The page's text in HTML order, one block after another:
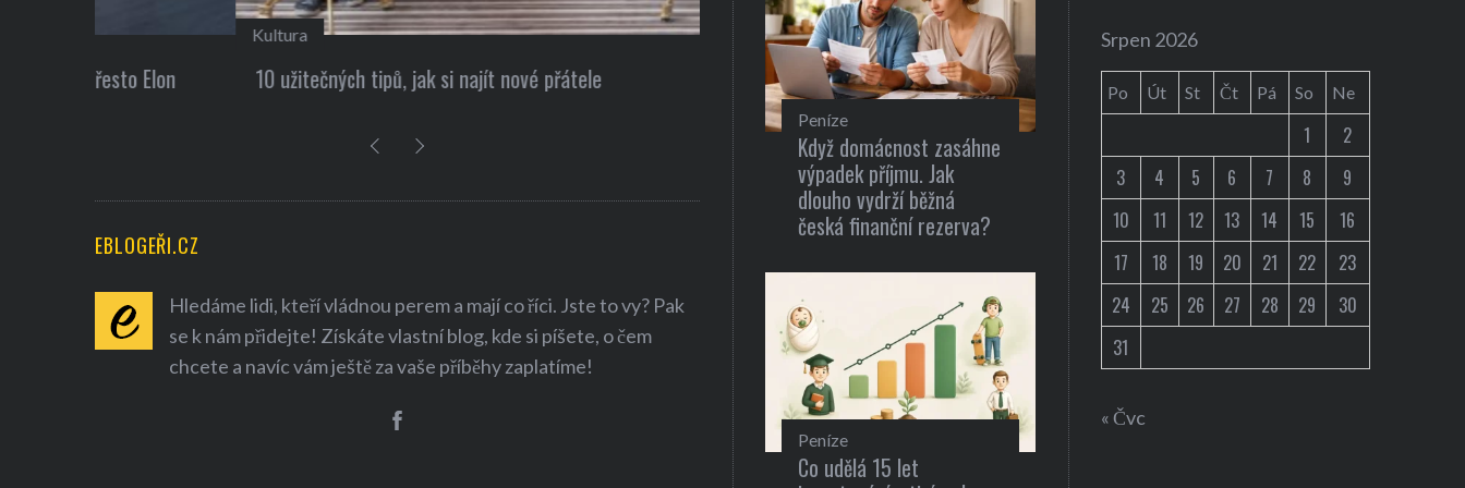
Kultura
10 užitečných tipů, jak si najít nové přátele
Gastronomie
Recepty pro zdravou a rychlou snídani
Představení
Musk ohlásil už
EBLOGEŘI.CZ
Hledáme lidi, kteří vládnou perem a mají co říci. Jste to vy? Pak
se k nám přidejte! Získáte vlastní blog, kde si píšete, o čem
chcete a navíc vám ještě za vaše příběhy zaplatíme!
Peníze
Když domácnost zasáhne
výpadek příjmu. Jak
dlouho vydrží běžná
česká finanční rezerva?
Peníze
Co udělá 15 let
Srpen 2026
Po Út St Čt Pá So Ne
1
2
3
4 5 6 7 8
9
10
11 12 13 14 15
16
17
18 19 20 21 22
23
24
25 26 27 28 29
30
31
« Čvc